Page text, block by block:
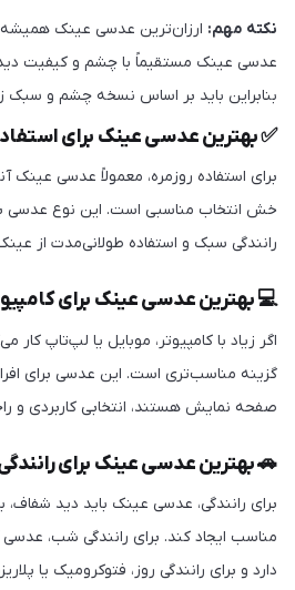
نکته مهم: ارزان‌ترین عدسی عینک
عدسی عینک مستقیماً با چشم و کیفیت دید
بنابراین باید بر اساس نسخه چشم و سبک
✅ بهترین عدسی عینک برای
برای استفاده روزمره، معمولاً عدسی
خش انتخاب مناسبی است. این نوع عدسی
رانندگی سبک و استفاده طولانی‌مدت از عینک
💻 بهترین عدسی عینک برای
اگر زیاد با کامپیوتر، موبایل یا لپ‌تاپ
گزینه مناسب‌تری است. این عدسی برای
صفحه نمایش هستند، انتخابی کاربردی
🚗 بهترین عدسی عینک برای
برای رانندگی، عدسی عینک باید دید شفاف،
مناسب ایجاد کند. برای رانندگی شب،
دارد و برای رانندگی روز، فتوکرومیک یا